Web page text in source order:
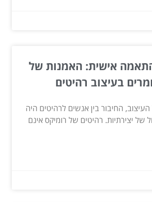
אישית: האמנות של
בעיצוב רהיטים
החיבור בין אנשים לרהיטים היה
של יצירתיות. רהיטים של רומיקס אינם